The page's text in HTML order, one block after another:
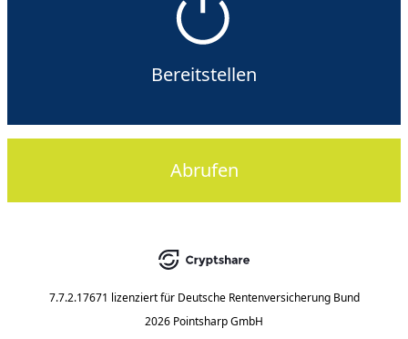
Bereitstellen
Abrufen
7.7.2.17671 lizenziert für Deutsche Rentenversicherung Bund
2026 Pointsharp GmbH